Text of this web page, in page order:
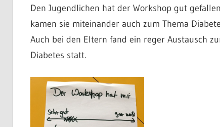
Den Jugendlichen hat der Workshop gut
kamen sie miteinander auch zum Thema
Auch bei den Eltern fand ein reger Austausch
Diabetes statt.